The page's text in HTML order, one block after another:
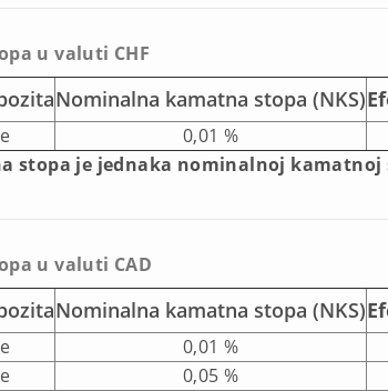
u valuti CHF
Nominalna kamatna stopa (NKS)
0,01 %
stopa je jednaka nominalnoj kamatnoj
u valuti CAD
Nominalna kamatna stopa (NKS)
0,01 %
0,05 %